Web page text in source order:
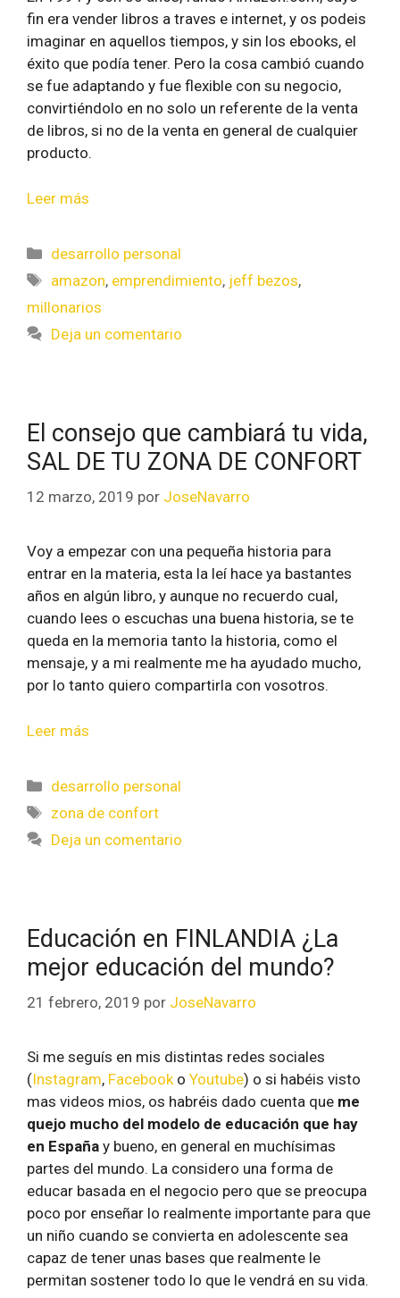
fin era vender libros a traves e internet, y os podeis
imaginar en aquellos tiempos, y sin los ebooks, el
éxito que podía tener. Pero la cosa cambió cuando
se fue adaptando y fue flexible con su negocio,
convirtiéndolo en no solo un referente de la venta
de libros, si no de la venta en general de cualquier
producto.
Leer más
desarrollo personal
amazon, emprendimiento, jeff bezos,
millonarios
Deja un comentario
El consejo que cambiará tu vida,
SAL DE TU ZONA DE CONFORT
12 marzo, 2019 por JoseNavarro
Voy a empezar con una pequeña historia para
entrar en la materia, esta la leí hace ya bastantes
años en algún libro, y aunque no recuerdo cual,
cuando lees o escuchas una buena historia, se te
queda en la memoria tanto la historia, como el
mensaje, y a mi realmente me ha ayudado mucho,
por lo tanto quiero compartirla con vosotros.
Leer más
desarrollo personal
zona de confort
Deja un comentario
Educación en FINLANDIA ¿La
mejor educación del mundo?
21 febrero, 2019 por JoseNavarro
Si me seguís en mis distintas redes sociales
(Instagram, Facebooko Youtube) o si habéis visto
mas videos mios, os habréis dado cuenta que me
quejo mucho del modelo de educación que hay
en España y bueno, en general en muchísimas
partes del mundo. La considero una forma de
educar basada en el negocio pero que se preocupa
poco por enseñar lo realmente importante para que
un niño cuando se convierta en adolescente sea
capaz de tener unas bases que realmente le
permitan sostener todo lo que le vendrá en su vida.